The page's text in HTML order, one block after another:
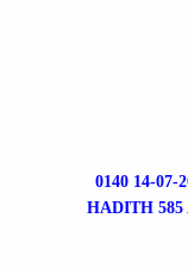
0140 14-
HADITH 585